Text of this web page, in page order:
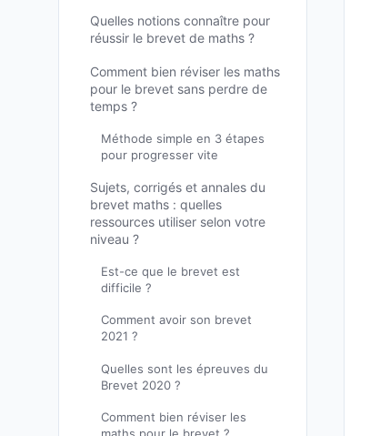
Quelles notions connaître pour
réussir le brevet de maths ?
Comment bien réviser les maths
pour le brevet sans perdre de
temps ?
Méthode simple en 3 étapes
pour progresser vite
Sujets, corrigés et annales du
brevet maths : quelles
ressources utiliser selon votre
niveau ?
Est-ce que le brevet est
difficile ?
Comment avoir son brevet
2021 ?
Quelles sont les épreuves du
Brevet 2020 ?
Comment bien réviser les
maths pour le brevet ?